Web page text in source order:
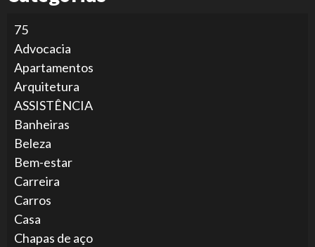
75
Advocacia
Apartamentos
Arquitetura
ASSISTÊNCIA
Banheiras
Beleza
Bem-estar
Carreira
Carros
Casa
Chapas de aço